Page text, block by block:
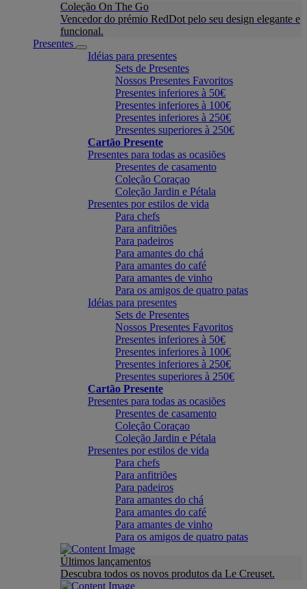
Coleção On The Go
Vencedor do prémio RedDot pelo seu design elegante e
funcional.
Presentes
Idéias para presentes
Sets de Presentes
Nossos Presentes Favoritos
Presentes inferiores à 50€
Presentes inferiores à 100€
Presentes inferiores à 250€
Presentes superiores à 250€
Cartão Presente
Presentes para todas as ocasiões
Presentes de casamento
Coleção Coraçao
Coleção Jardin e Pétala
Presentes por estilos de vida
Para chefs
Para anfitriões
Para padeiros
Para amantes do chá
Para amantes do café
Para amantes de vinho
Para os amigos de quatro patas
Idéias para presentes
Sets de Presentes
Nossos Presentes Favoritos
Presentes inferiores à 50€
Presentes inferiores à 100€
Presentes inferiores à 250€
Presentes superiores à 250€
Cartão Presente
Presentes para todas as ocasiões
Presentes de casamento
Coleção Coraçao
Coleção Jardin e Pétala
Presentes por estilos de vida
Para chefs
Para anfitriões
Para padeiros
Para amantes do chá
Para amantes do café
Para amantes de vinho
Para os amigos de quatro patas
Últimos lançamentos
Descubra todos os novos produtos da Le Creuset.